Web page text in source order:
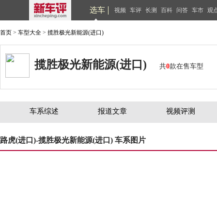
选车 视频 车评 长测 百科 问答 车市 观
首页 > 车型大全 > 揽胜极光新能源(进口)
揽胜极光新能源(进口) 共0款在售车型
车系综述 报道文章 视频评测
路虎(进口)-揽胜极光新能源(进口) 车系图片